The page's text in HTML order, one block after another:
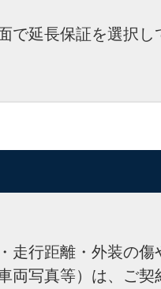
で延長保証を選択し
走行距離・外装の傷
両写真等）は、ご